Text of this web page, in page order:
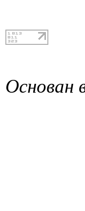
Основан